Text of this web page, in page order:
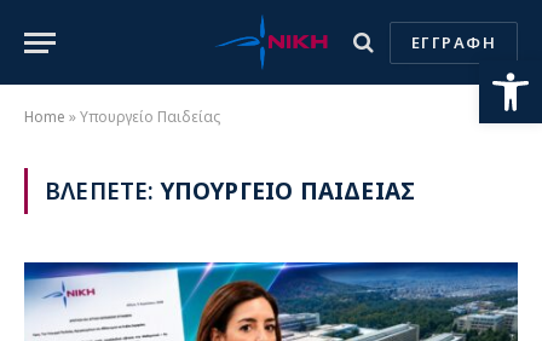
ΕΓΓΡΑΦΗ
Home »Υπουργείο Παιδείας
ΒΛΕΠΕΤΕ:ΥΠΟΥΡΓΕΙΟ ΠΑΙΔΕΙΑΣ